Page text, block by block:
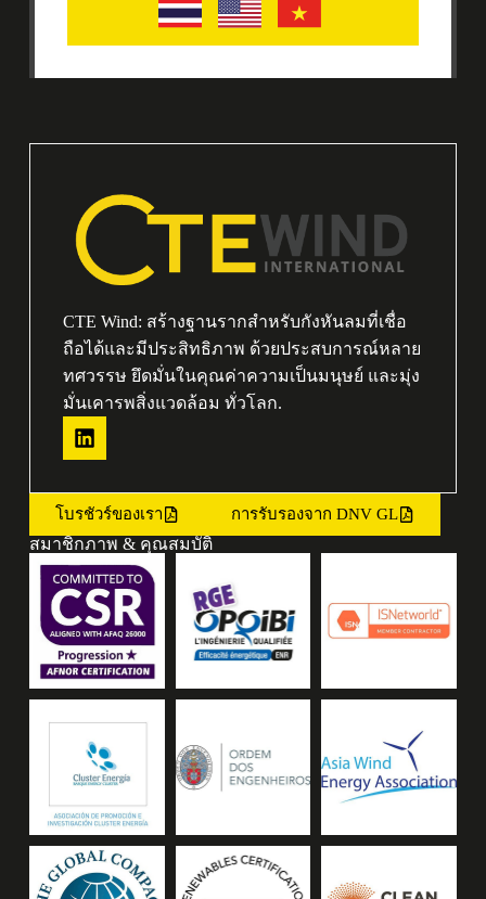
CTE Wind: สร้างฐานรากสำหรับกังหันลมที่เชื่อ
ถือได้และมีประสิทธิภาพ ด้วยประสบการณ์หลาย
ทศวรรษ ยึดมั่นในคุณค่าความเป็นมนุษย์ และมุ่ง
มั่นเคารพสิ่งแวดล้อม ทั่วโลก.
โบรชัวร์ของเรา การรับรองจาก DNV GL
สมาชิกภาพ & คุณสมบัติ